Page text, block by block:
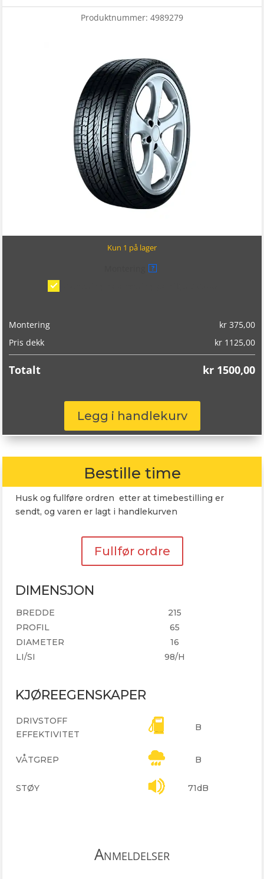
Produktnummer: 4989279
Kun 1 på lager
?
Montering kr375,00
Pris dekk
kr1125,00
Totalt kr1500,00
CorssContact
215/65R16
Legg i handlekurv
Bestille time
Husk og fullføre ordren etter at timebestilling er
sendt, og varen er lagt i handlekurven
Fullfør ordre
DIMENSJON
BREDDE
215
PROFIL
65
DIAMETER
16
LI/SI
98/H
KJØREEGENSKAPER
DRIVSTOFF
EFFEKTIVITET
B
VÅTGREP B
STØY 71dB
Anmeldelser